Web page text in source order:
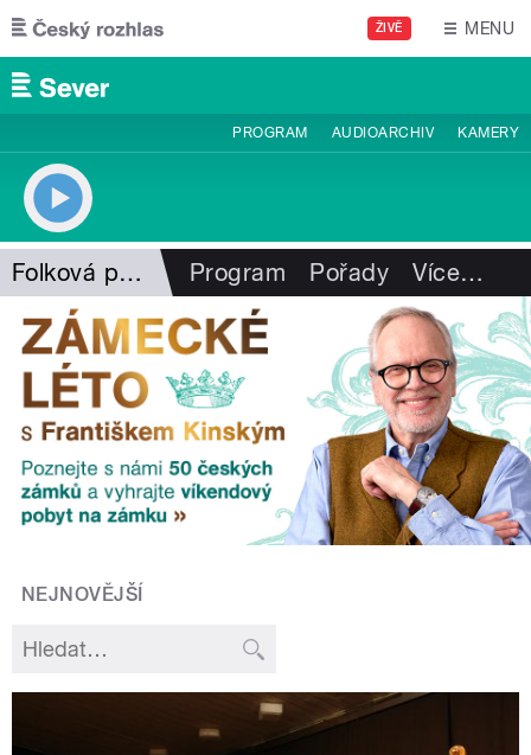
Přejít k hlavnímu obsahu
ŽIVĚ MENU
PROGRAM AUDIOARCHIV KAMERY
Folková pohlazení Program Pořady Více…
NEJNOVĚJŠÍ